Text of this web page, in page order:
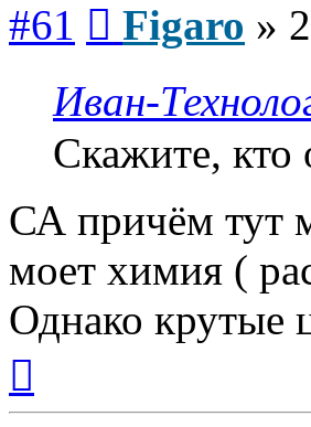
#61 Figaro »
Иван-
Скажите, кто
СА причём тут
моет химия (
Однако крутые
началу